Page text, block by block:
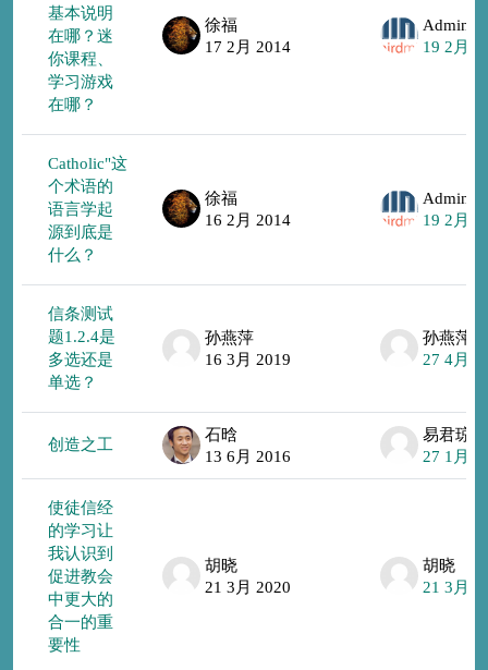
基本说明
在哪？迷
你课程、
学习游戏
在哪？
徐福
17 2月 2014
19 2月
Catholic"这
个术语的
语言学起
源到底是
什么？
徐福
16 2月 2014
19 2月
信条测试
题1.2.4是
多选还是
单选？
孙燕萍
16 3月 2019
孙燕萍
27 4月
创造之工
石晗
13 6月 2016
易君琼
27 1月
使徒信经
的学习让
我认识到
促进教会
中更大的
合一的重
要性
胡晓
21 3月 2020
胡晓
21 3月